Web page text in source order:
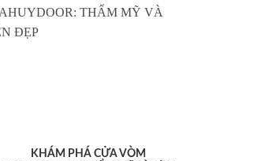
KHÁM PHÁ CỬA VÒM